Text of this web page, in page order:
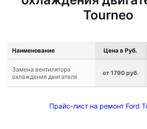
Tourneo
Наименование Цена в Руб.
Замена вентилятора
охлаждения двигателя
от 1790 руб.
Прайс-лист на ремонт Ford